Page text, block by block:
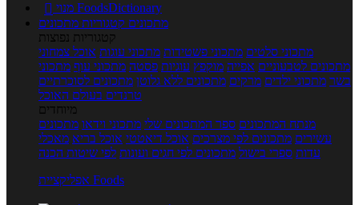

מנוי FoodsDictionary
מתכונים קטגוריות מתכונים
קטגוריות נפוצות
מתכוני סלטים מתכוני פשטידות מתכוני עוגות אוכל צמחוני
מתכונים לטבעוניים אפייה מוקפץ עוגיות פסטה מתכוני עוף מתכוני
בשר מתכוני ילדים מרקים מתכונים ללא גלוטן מתכונים לסוכרתיים
טרנדים בעולם האוכל
מיוחדים
מנתח המתכונים ספר המתכונים שלי מתכוני וידאו מתכונים
עשירים מתכונים לפי מצרכים אוכל דיאטטי אוכל בריא מאכלי
עדות ספרי בישול מתכונים לפי חגים ועונות לפי שיטות הכנה
אפליקציית Foods